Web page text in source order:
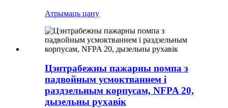
Атрымаць цану
Цэнтрабежны пажарны помпа з
падвойным усмоктваннем і
раздзельным корпусам, NFPA 20,
дызельны рухавік